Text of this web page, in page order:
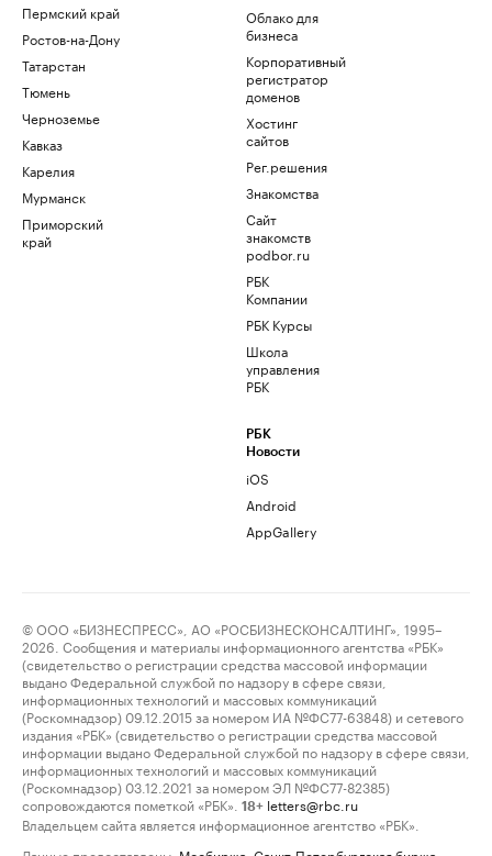
Пермский край
Ростов-на-Дону
Татарстан
Тюмень
Черноземье
Кавказ
Карелия
Мурманск
Приморский
край
Облако для
бизнеса
Корпоративный
регистратор
доменов
Хостинг
сайтов
Рег.решения
Знакомства
Сайт
знакомств
podbor.ru
РБК
Компании
РБК Курсы
Школа
управления
РБК
РБК
Новости
iOS
Android
AppGallery
© ООО «БИЗНЕСПРЕСС», АО «РОСБИЗНЕСКОНСАЛТИНГ», 1995–
2026. Сообщения и материалы информационного агентства «РБК»
(свидетельство о регистрации средства массовой информации
выдано Федеральной службой по надзору в сфере связи,
информационных технологий и массовых коммуникаций
(Роскомнадзор) 09.12.2015 за номером ИА №ФС77-63848) и сетевого
издания «РБК» (свидетельство о регистрации средства массовой
информации выдано Федеральной службой по надзору в сфере связи,
информационных технологий и массовых коммуникаций
(Роскомнадзор) 03.12.2021 за номером ЭЛ №ФС77-82385)
сопровождаются пометкой «РБК».
18+ letters@rbc.ru
Владельцем сайта является информационное агентство «РБК».